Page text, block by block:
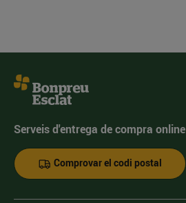
Serveis d'entrega de compra online
Comprovar el codi postal